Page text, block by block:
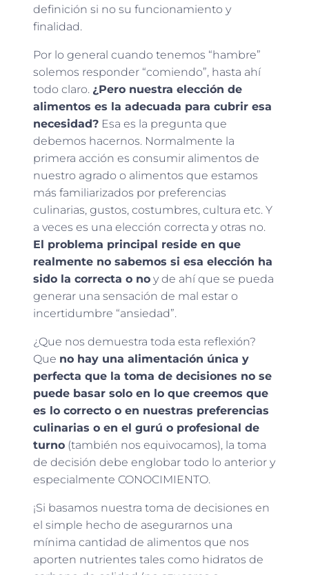
definición si no su funcionamiento y
finalidad.
Por lo general cuando tenemos “hambre”
solemos responder “comiendo”, hasta ahí
todo claro. ¿Pero nuestra elección de
alimentos es la adecuada para cubrir esa
necesidad? Esa es la pregunta que
debemos hacernos. Normalmente la
primera acción es consumir alimentos de
nuestro agrado o alimentos que estamos
más familiarizados por preferencias
culinarias, gustos, costumbres, cultura etc. Y
a veces es una elección correcta y otras no.
El problema principal reside en que
realmente no sabemos si esa elección ha
sido la correcta o no y de ahí que se pueda
generar una sensación de mal estar o
incertidumbre “ansiedad”.
¿Que nos demuestra toda esta reflexión?
Que no hay una alimentación única y
perfecta que la toma de decisiones no se
puede basar solo en lo que creemos que
es lo correcto o en nuestras preferencias
culinarias o en el gurú o profesional de
turno (también nos equivocamos), la toma
de decisión debe englobar todo lo anterior y
especialmente CONOCIMIENTO.
¡Si basamos nuestra toma de decisiones en
el simple hecho de asegurarnos una
mínima cantidad de alimentos que nos
aporten nutrientes tales como hidratos de